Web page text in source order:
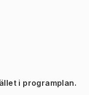
i programplan.